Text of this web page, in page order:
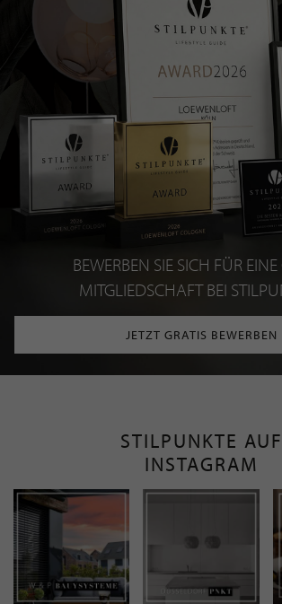
BEWERBEN SIE SICH FÜR EINE
MITGLIEDSCHAFT BEI
JETZT GRATIS BEWERBEN
STILPUNKTE AUF
INSTAGRAM